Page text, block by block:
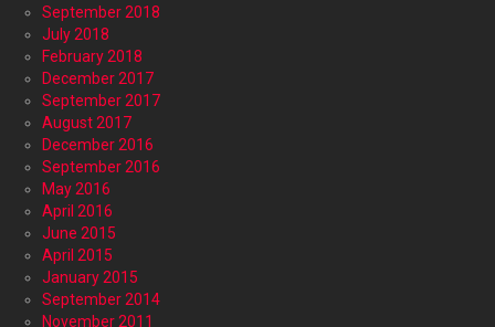
September 2018
July 2018
February 2018
December 2017
September 2017
August 2017
December 2016
September 2016
May 2016
April 2016
June 2015
April 2015
January 2015
September 2014
November 2011